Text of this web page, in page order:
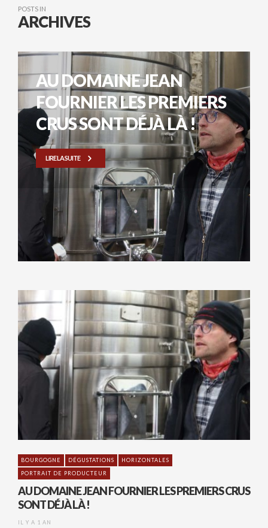
POSTS IN
ARCHIVES
AU DOMAINE JEAN
FOURNIER LES PREMIERS
CRUS SONT DÉJÀ LÀ !
LIRE LA SUITE
BOURGOGNE DÉGUSTATIONS
HORIZONTALES
PORTRAIT DE PRODUCTEUR
AU DOMAINE JEAN FOURNIER LES PREMIERS CRUS
SONT DÉJÀ LÀ !
IL Y A 1 AN